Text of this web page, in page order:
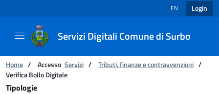
LANGUAGE
EN Login
Servizi Digitali Comune di Surbo
Catalogo servizi
You are:
Home / Accesso Servizi / Tributi, finanze e contravvenzioni /
Verifica Bollo Digitale
Tipologie